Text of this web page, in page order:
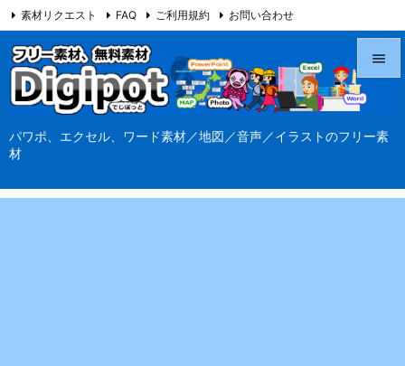
パワポ、エクセル、ワード素材／地図／音声／イラストのフリー素
材



素材リクエスト FAQ ご利用規約 お問い合わせ
当サイト（Digipot.net）について